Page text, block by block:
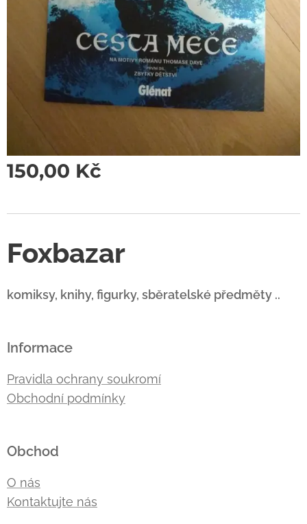
150,00 Kč
Foxbazar
komiksy, knihy, figurky, sběratelské předměty ..
Informace
Pravidla ochrany soukromí
Obchodní podmínky
Obchod
O nás
Kontaktujte nás